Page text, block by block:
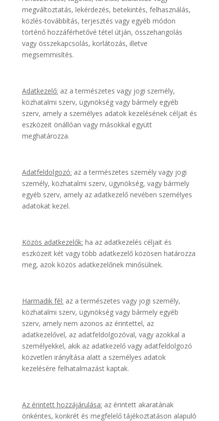
megváltoztatás, lekérdezés, betekintés, felhasználás,
közlés-továbbítás, terjesztés vagy egyéb módon
történő hozzáférhetővé tétel útján, összehangolás
vagy összekapcsolás, korlátozás, illetve
megsemmisítés.
Adatkezelő: az a természetes vagy jogi személy,
közhatalmi szerv, ügynökség vagy bármely egyéb
szerv, amely a személyes adatok kezelésének céljait és
eszközeit önállóan vagy másokkal együtt
meghatározza.
Adatfeldolgozó: az a természetes személy vagy jogi
személy, közhatalmi szerv, ügynökség, vagy bármely
egyéb szerv, amely az adatkezelő nevében személyes
adatokat kezel.
Közös adatkezelők: ha az adatkezelés céljait és
eszközeit két vagy több adatkezelő közösen határozza
meg, azok közös adatkezelőnek minősülnek.
Harmadik fél: az a természetes vagy jogi személy,
közhatalmi szerv, ügynökség vagy bármely egyéb
szerv, amely nem azonos az érintettel, az
adatkezelővel, az adatfeldolgozóval, vagy azokkal a
személyekkel, akik az adatkezelő vagy adatfeldolgozó
közvetlen irányítása alatt a személyes adatok
kezelésére felhatalmazást kaptak.
Az érintett hozzájárulása: az érintett akaratának
önkéntes, konkrét és megfelelő tájékoztatáson alapuló